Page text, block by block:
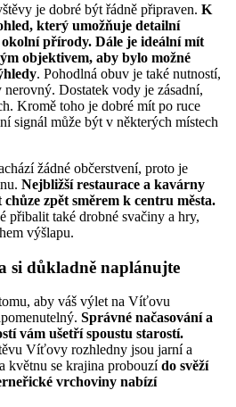
je dobré být řádně připraven. K
který umožňuje detailní
přírody. Dále je ideální mít
objektivem, aby bylo možné
. Pohodlná obuv je také nutností,
Dostatek vody je zásadní,
Kromě toho je dobré mít po ruce
signál může být v některých místech
žádné občerstvení, proto je
Nejbližší restaurace a kavárny
zpět směrem k centru města.
přibalit také drobné svačiny a hry,
výšlapu.
si důkladně naplánujte
aby váš výlet na Víťovu
Správné načasování a
vám ušetří spoustu starostí.
Víťovy rozhledny jsou jarní a
květnu se krajina probouzído svěží
vrchoviny nabízí